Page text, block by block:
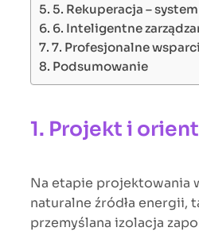
5. Rekuperacja –
6. Inteligentne
7. Profesjonalne
Podsumowanie
1. Projekt i
Na etapie projektowania
naturalne źródła energii,
przemyślana izolacja